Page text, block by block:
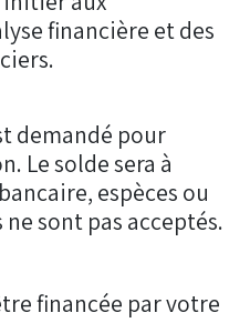
financière et des
demandé pour
Le solde sera à
espèces ou
sont pas acceptés.
financée par votre